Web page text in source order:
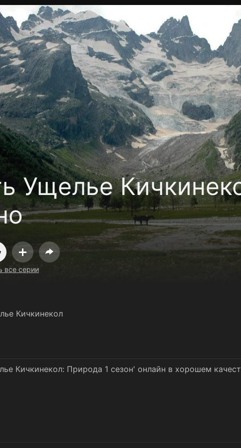
Ущелье
все серии
Кичкинекол
Кичкинекол: Природа 1 сезон' онлайн в хорошем
Политика конфиденциальности Для партнёров
Бесплатные каналы Контакты